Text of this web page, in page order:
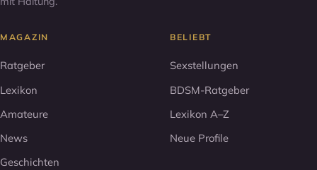
MAGAZIN
Ratgeber
Lexikon
Amateure
News
Geschichten
BELIEBT
Sexstellungen
BDSM-Ratgeber
Lexikon A–Z
Neue Profile